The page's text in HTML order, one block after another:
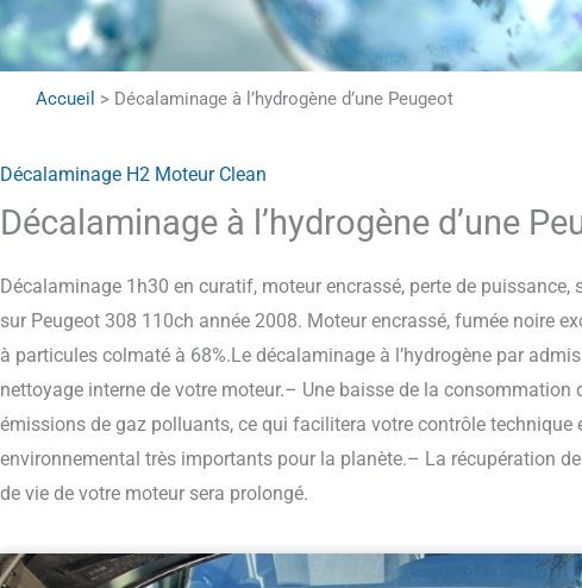
Accueil > Décalaminage à l’hydrogène d’une Peugeot
Décalaminage H2 Moteur Clean
Décalaminage à l’hydrogène d’une
Décalaminage 1h30 en curatif, moteur encrassé, perte de
sur Peugeot 308 110ch année 2008. Moteur encrassé, fumée noire
à particules colmaté à 68%.Le décalaminage à l’hydrogène par
nettoyage interne de votre moteur.– Une baisse de la consommation
émissions de gaz polluants, ce qui facilitera votre contrôle technique
environnemental très importants pour la planète.– La récupération
de vie de votre moteur sera prolongé.